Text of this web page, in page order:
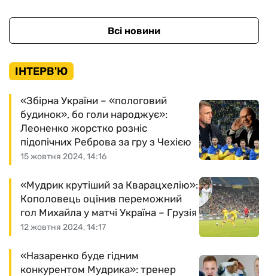
Всі новини
ІНТЕРВ'Ю
15 жовтня 2024, 14:16
«Збірна України – «пологовий
будинок», бо голи народжує»:
Леоненко жорстко розніс
підопічних Реброва за гру з Чехією
12 жовтня 2024, 14:17
«Мудрик крутіший за Кварацхелію»:
Кополовець оцінив переможний
гол Михайла у матчі Україна – Грузія
«Назаренко буде гідним
конкурентом Мудрика»: тренер